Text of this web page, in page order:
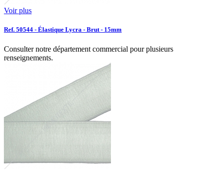
Voir plus
Ref. 50544 - Élastique Lycra - Brut - 15mm
Consulter notre département commercial pour plusieurs
renseignements.